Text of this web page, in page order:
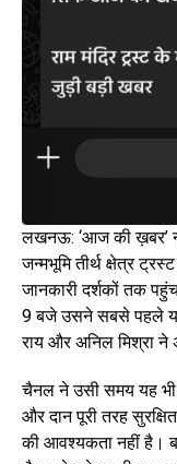
लखनऊ: ‘आज की ख़बर’
जन्मभूमि तीर्थ क्षेत्र
जानकारी दर्शकों तक
9 बजे उसने सबसे पहले
राय और अनिल मिश्रा ने
चैनल ने उसी समय यह भी
और दान पूरी तरह
की आवश्यकता नहीं है।